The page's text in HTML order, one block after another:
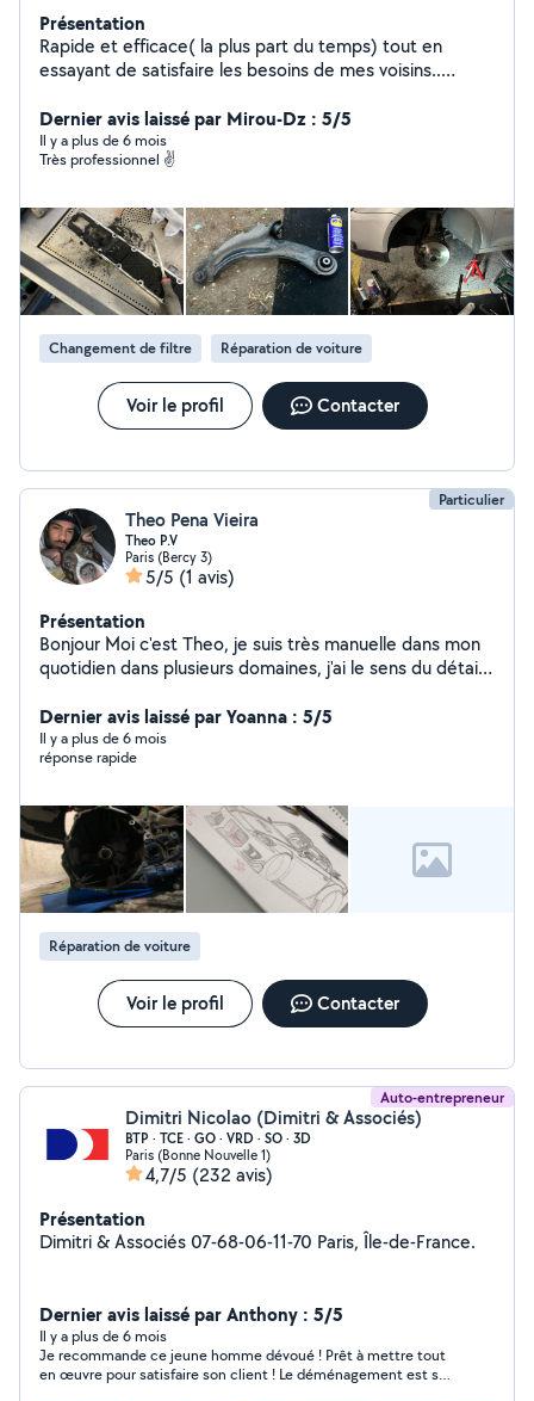
Présentation
Rapide et efficace( la plus part du temps) tout en
essayant de satisfaire les besoins de mes voisins..
Dernier avis laissé par Mirou-Dz : 5/5
Il y a plus de 6 mois
Très professionnel ✌️
Changement de filtre Réparation de voiture
Voir le profil Contacter
Particulier
Theo Pena Vieira
Theo P.V
Paris (Bercy 3)
5/5 (1 avis)
Présentation
Bonjour Moi c'est Theo, je suis très manuelle dans mon
quotidien dans plusieurs domaines, j'ai le sens du détail
(réparation /changement de pièces ) passionné j'ai deja
beaucoup d'outil pour la mécanique car ma voiture de
tout les jours est une Honda Civic ej2 1994, je peut
dessinateur depuis mes 9ans j'ai les base d'un
professionnel, pose de parquets, plomberie légère,
montage de meubles (kit) et bien autre encore
n'hésitez pas à demander ce sera avec plaisir de vous
rendre service ou identifier ou analyser votre problème
Mercii Cordialement
Dernier avis laissé par Yoanna : 5/5
Il y a plus de 6 mois
réponse rapide
Réparation de voiture
Voir le profil Contacter
Auto-entrepreneur
Dimitri Nicolao (Dimitri & Associés)
BTP · TCE · GO · VRD · SO · 3D
Paris (Bonne Nouvelle 1)
4,7/5 (232 avis)
Présentation
Dimitri & Associés 07-68-06-11-70 Paris, Île-de-France.
Dernier avis laissé par Anthony : 5/5
Il y a plus de 6 mois
Je recommande ce jeune homme dévoué ! Prêt à mettre tout
en œuvre pour satisfaire son client ! Le déménagement est sa